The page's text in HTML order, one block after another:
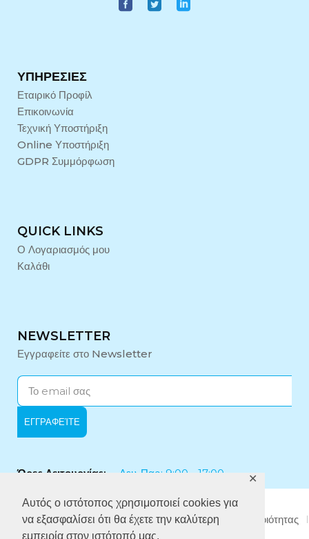
Αυτός ο ιστότοπος χρησιμοποιεί cookies για
να εξασφαλίσει ότι θα έχετε την καλύτερη
εμπειρία στον ιστότοπό μας.
✕
ΥΠΗΡΕΣΊΕΣ
Εταιρικό Προφίλ
Επικοινωνία
Τεχνική Υποστήριξη
Online Υποστήριξη
GDPR Συμμόρφωση
QUICK LINKS
Ο Λογαριασμός μου
Καλάθι
NEWSLETTER
Εγγραφείτε στο Newsletter
Ώρες Λειτουργίας: Δευ-Παρ: 9:00 - 17:00
Εταιρικό Προφίλ Πολιτική Απορρήτου
Πολιτική Ποιότητας
Πολιτική κατά της Δωροδοκίας